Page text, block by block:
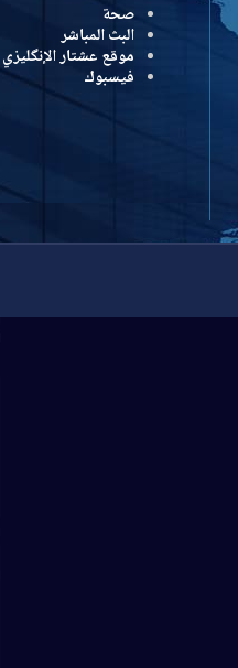
صحة
البث المباشر
موقع عشتار الإنگليزي
فيسبوك